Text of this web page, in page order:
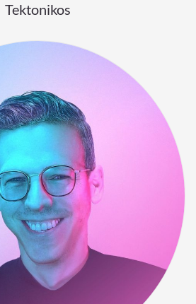
Tektonikos